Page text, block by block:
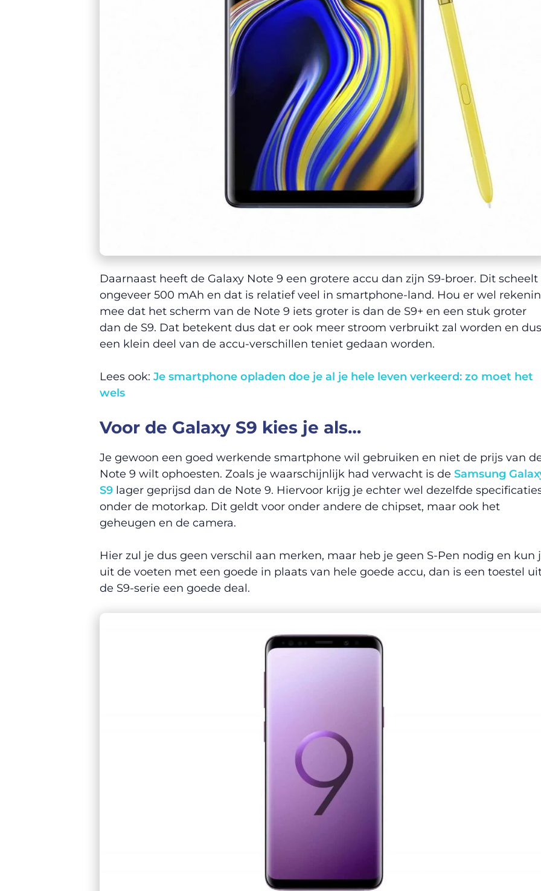
Daarnaast heeft de Galaxy Note 9 een grotere accu dan zijn S9-broer. Dit scheelt
ongeveer 500 mAh en dat is relatief veel in smartphone-land. Hou er wel
mee dat het scherm van de Note 9 iets groter is dan de S9+ en een stuk groter
dan de S9. Dat betekent dus dat er ook meer stroom verbruikt zal worden en dus
een klein deel van de accu-verschillen teniet gedaan worden.
Lees ook: Je smartphone opladen doe je al je hele leven verkeerd: zo moet het
wels
Voor de Galaxy S9 kies je als…
Je gewoon een goed werkende smartphone wil gebruiken en niet de prijs van
Note 9 wilt ophoesten. Zoals je waarschijnlijk had verwacht is de Samsung
S9lager geprijsd dan de Note 9. Hiervoor krijg je echter wel dezelfde
onder de motorkap. Dit geldt voor onder andere de chipset, maar ook het
geheugen en de camera.
Hier zul je dus geen verschil aan merken, maar heb je geen S-Pen nodig en kun
uit de voeten met een goede in plaats van hele goede accu, dan is een toestel
de S9-serie een goede deal.